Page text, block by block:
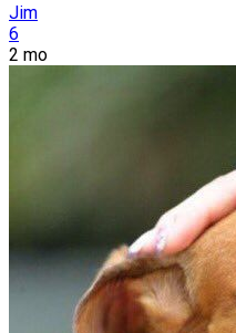
Jim
6
2 mo